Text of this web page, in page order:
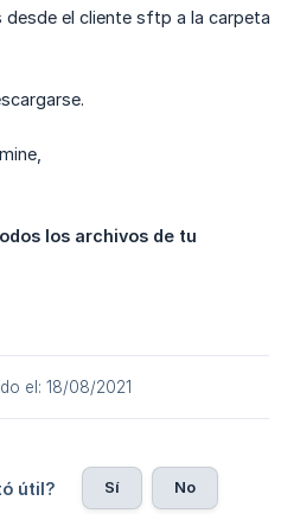
el cliente sftp a la carpeta
los archivos de tu
el: 18/08/2021
útil? Sí No